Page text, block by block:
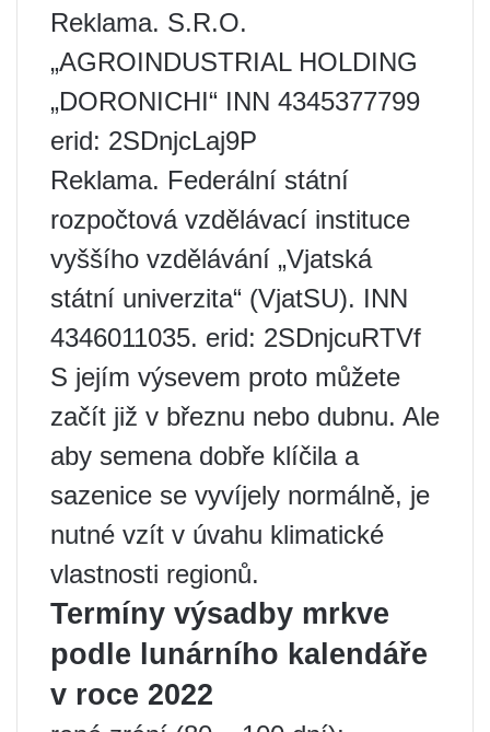
Reklama. S.R.O.
„AGROINDUSTRIAL HOLDING
„DORONICHI“ INN 4345377799
erid: 2SDnjcLaj9P
Reklama. Federální státní
rozpočtová vzdělávací instituce
vyššího vzdělávání „Vjatská
státní univerzita“ (VjatSU). INN
4346011035. erid: 2SDnjcuRTVf
S jejím výsevem proto můžete
začít již v březnu nebo dubnu. Ale
aby semena dobře klíčila a
sazenice se vyvíjely normálně, je
nutné vzít v úvahu klimatické
vlastnosti regionů.
Termíny výsadby mrkve
podle lunárního kalendáře
v roce 2022